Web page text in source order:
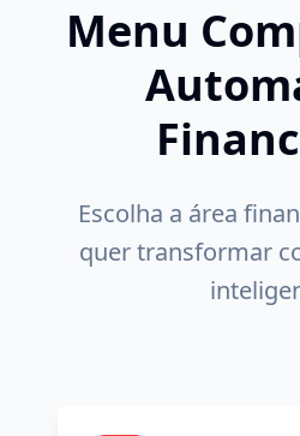
Menu
Escolha a área
quer transformar